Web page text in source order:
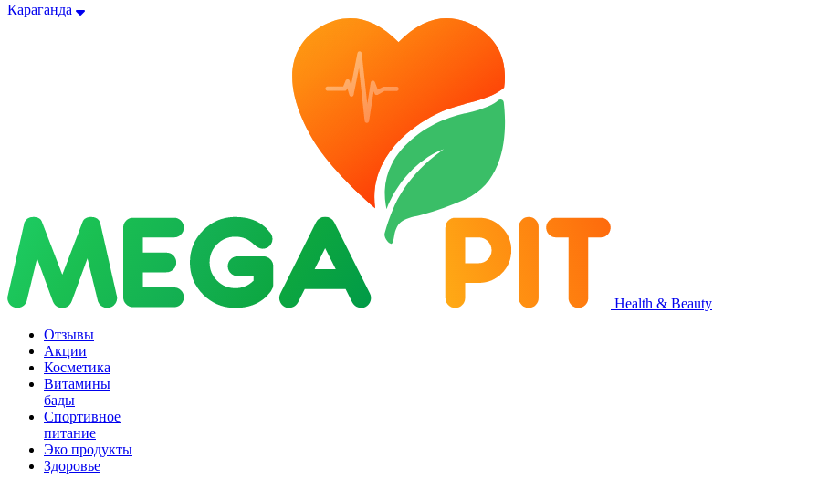
Караганда
Health & Beauty
Отзывы
Акции
Косметика
Витамины
бады
Спортивное
питание
Эко продукты
Здоровье